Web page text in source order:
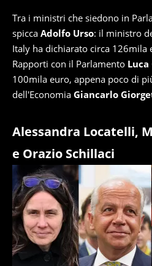
Tra i ministri che siedono in
spicca Adolfo Urso: il ministro
Italy ha dichiarato circa 126mila
Rapporti con il Parlamento
100mila euro, appena poco di
dell'Economia Giancarlo
Alessandra Locatelli,
e Orazio Schillaci